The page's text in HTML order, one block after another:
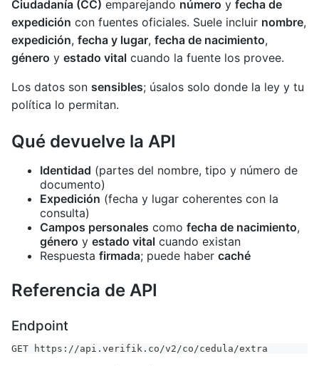
Ciudadanía (CC) emparejando número y fecha de
expedición con fuentes oficiales. Suele incluir nombre,
expedición, fecha y lugar, fecha de nacimiento,
género y estado vital cuando la fuente los provee.
Los datos son sensibles; úsalos solo donde la ley y tu
política lo permitan.
Qué devuelve la API
Identidad (partes del nombre, tipo y número de
documento)
Expedición (fecha y lugar coherentes con la
consulta)
Campos personales como fecha de nacimiento,
género y estado vital cuando existan
Respuesta firmada; puede haber caché
Referencia de API
Endpoint
GET https://api.verifik.co/v2/co/cedula/extra